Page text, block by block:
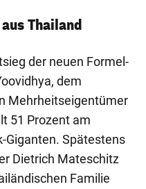
Thailand
der neuen Formel-
dem
Mehrheitseigentümer
51 Prozent am
Giganten. Spätestens
Dietrich Mateschitz
Familie